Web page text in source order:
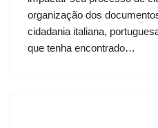
organização dos
cidadania italiana,
que tenha encontrado…